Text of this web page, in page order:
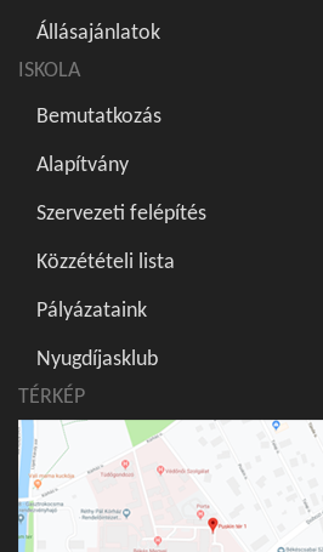
Állásajánlatok
ISKOLA
Bemutatkozás
Alapítvány
Szervezeti felépítés
Közzétételi lista
Pályázataink
Nyugdíjasklub
TÉRKÉP